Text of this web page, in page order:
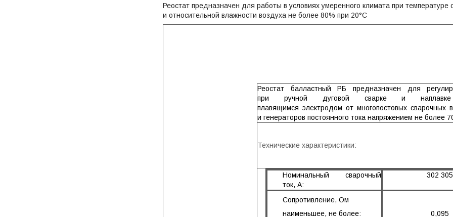
Реостат предназначен для работы в условиях умеренного климата при
и относительной влажности воздуха не более 80% при 20°С
Реостат балластный РБ предназначен для
при ручной дуговой сварке и наплавке
плавящимся электродом от многопостовых сварочных
и генераторов постоянного тока напряжением не более
Технические характеристики:
Номинальный сварочный
ток, А:
302 305
Сопротивление, Ом
наименьшее, не более:
0,095